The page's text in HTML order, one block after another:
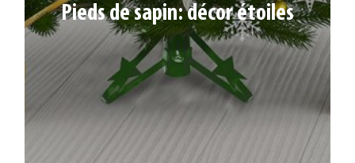
Pieds de sapin: décor étoiles
3 pieds fer plat PM, avec décor étoiles.
Tube extérieur Ø 9 cm – 1 vis de fixation
Réf. : 330285 | L.42 x l.42 x H.20 cm
Coloris : Vert anglais